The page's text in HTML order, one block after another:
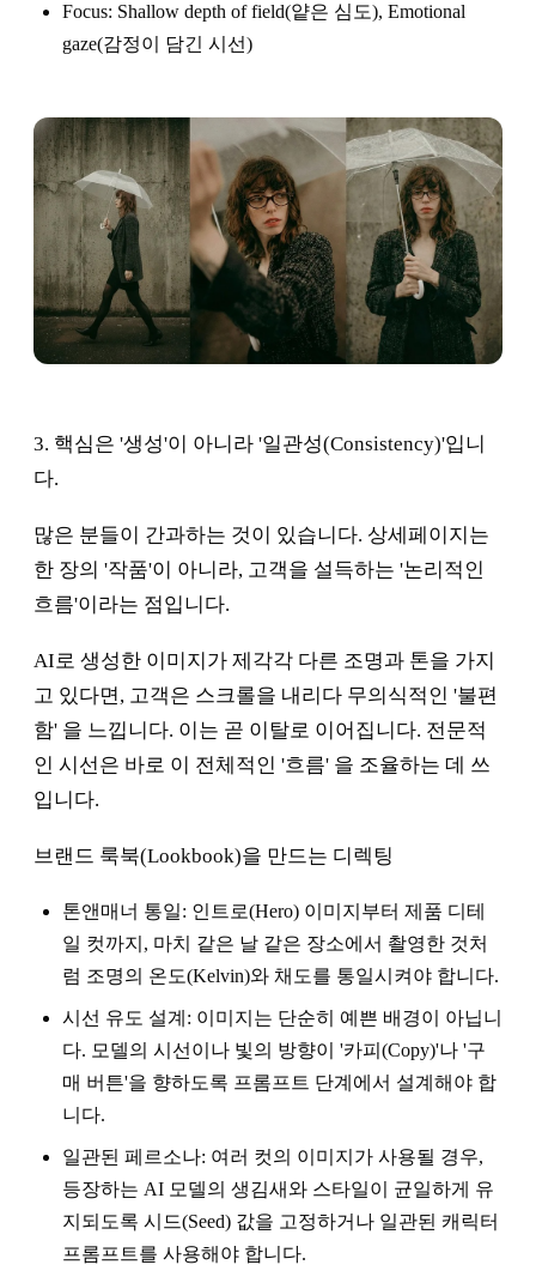
Focus: Shallow depth of field(얕은 심도), Emotional
gaze(감정이 담긴 시선)
3. 핵심은 '생성'이 아니라 '일관성(Consistency)'입니
다.
많은 분들이 간과하는 것이 있습니다. 상세페이지는
한 장의 '작품'이 아니라, 고객을 설득하는 '논리적인
흐름'이라는 점입니다.
AI로 생성한 이미지가 제각각 다른 조명과 톤을 가지
고 있다면, 고객은 스크롤을 내리다 무의식적인 '불편
함' 을 느낍니다. 이는 곧 이탈로 이어집니다. 전문적
인 시선은 바로 이 전체적인 '흐름' 을 조율하는 데 쓰
입니다.
브랜드 룩북(Lookbook)을 만드는 디렉팅
톤앤매너 통일: 인트로(Hero) 이미지부터 제품 디테
일 컷까지, 마치 같은 날 같은 장소에서 촬영한 것처
럼 조명의 온도(Kelvin)와 채도를 통일시켜야 합니다.
시선 유도 설계: 이미지는 단순히 예쁜 배경이 아닙니
다. 모델의 시선이나 빛의 방향이 '카피(Copy)'나 '구
매 버튼'을 향하도록 프롬프트 단계에서 설계해야 합
니다.
일관된 페르소나: 여러 컷의 이미지가 사용될 경우,
등장하는 AI 모델의 생김새와 스타일이 균일하게 유
지되도록 시드(Seed) 값을 고정하거나 일관된 캐릭터
프롬프트를 사용해야 합니다.